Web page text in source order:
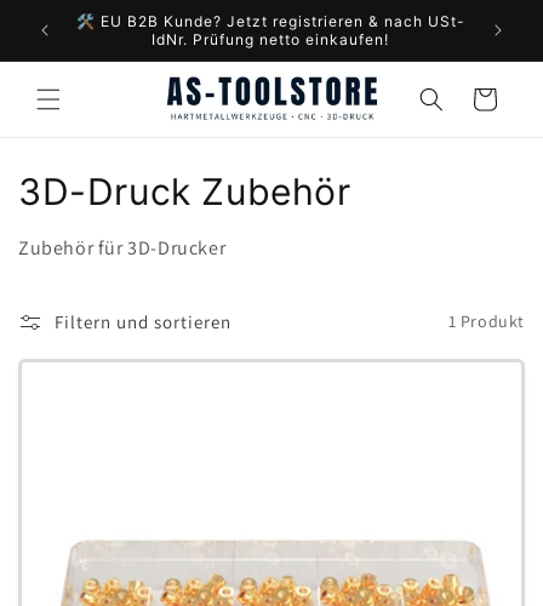
zum
🛠️ EU B2B Kunde? Jetzt registrieren & nach USt-
IdNr. Prüfung netto einkaufen!
Warenkorb
K
a
e
3D-Druck Zubehör
Zubehör für 3D-Drucker
Filtern und sortieren 1 Produkt